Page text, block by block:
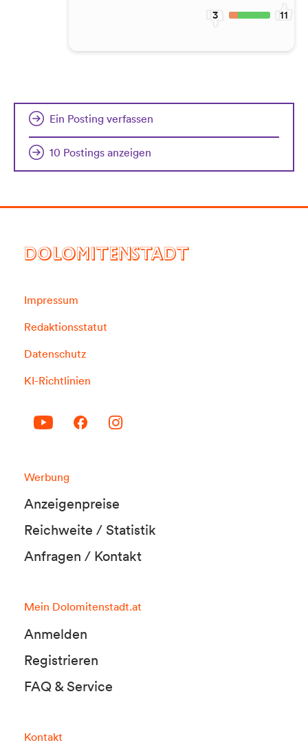
3 11
Ein Posting verfassen
10 Postings anzeigen
DOLOMITENSTADT
Impressum
Redaktionsstatut
Datenschutz
KI-Richtlinien
Werbung
Anzeigenpreise
Reichweite / Statistik
Anfragen / Kontakt
Mein Dolomitenstadt.at
Anmelden
Registrieren
FAQ & Service
Kontakt